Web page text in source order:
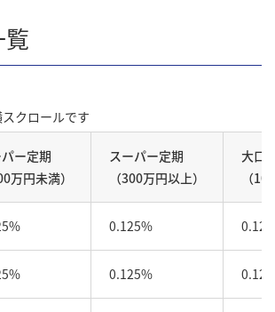
ー定期
万円未満）
スーパー定期
（300万円以上）
大口
（
0.125%
0.125%